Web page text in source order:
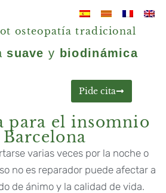
osteopatía tradicional
suavey biodinámica
Pide cita
para el insomnio
Barcelona
varias veces por la noche o
no es reparador puede afectar a
de ánimo y la calidad de vida.